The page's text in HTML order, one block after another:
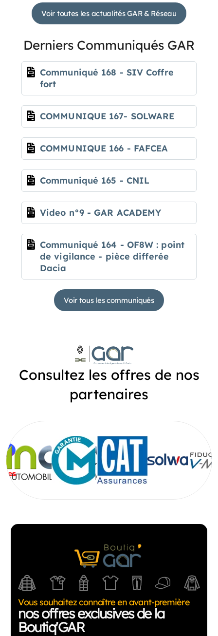
Voir toutes les actualités GAR & Réseau
Derniers Communiqués GAR
Communiqué 168 - SIV Coffre
fort
COMMUNIQUE 167- SOLWARE
COMMUNIQUE 166 - FAFCEA
Communiqué 165 - CNIL
Video n°9 - GAR ACADEMY
Communiqué 164 - OF8W : point
de vigilance - pièce differée
Dacia
Voir tous les communiqués
Consultez les offres de nos
partenaires
Vous souhaitez connaître en avant-première
nos offres exclusives de la
Boutiq'GAR